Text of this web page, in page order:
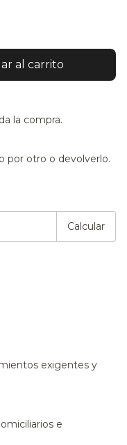
la compra.
por otro o devolverlo.
Calcular
exigentes y
e